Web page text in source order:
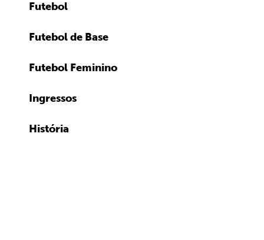
Futebol
Futebol de Base
Futebol Feminino
Ingressos
História